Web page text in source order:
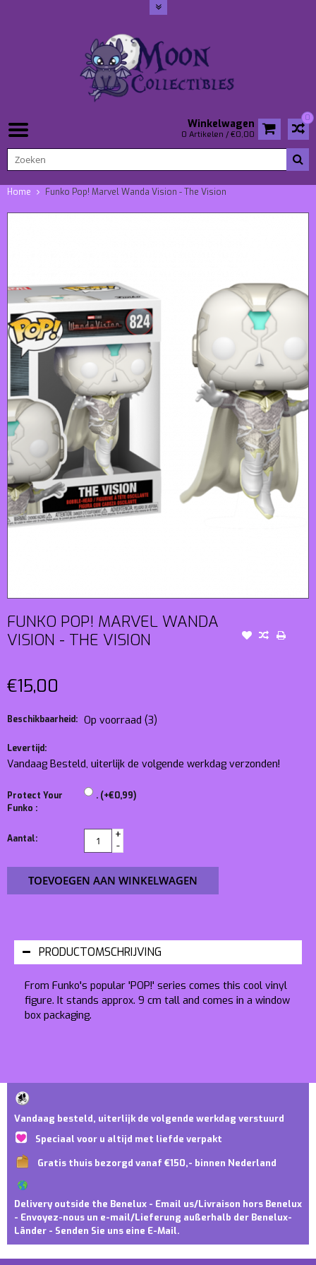
0
Winkelwagen
0 Artikelen / €0,00
Home Funko Pop! Marvel Wanda Vision - The Vision
FUNKO POP! MARVEL WANDA
VISION - THE VISION
€15,00
Beschikbaarheid: Op voorraad (3)
Levertijd:
Vandaag Besteld, uiterlijk de volgende werkdag verzonden!
Protect Your
Funko :
. (+€0,99)
Aantal:
+
-
TOEVOEGEN AAN WINKELWAGEN
PRODUCTOMSCHRIJVING
From Funko's popular 'POP!' series comes this cool vinyl
figure. It stands approx. 9 cm tall and comes in a window
box packaging.
Vandaag besteld, uiterlijk de volgende werkdag verstuurd
Speciaal voor u altijd met liefde verpakt
Gratis thuis bezorgd vanaf €150,- binnen Nederland
Delivery outside the Benelux - Email us/Livraison hors Benelux
- Envoyez-nous un e-mail/Lieferung außerhalb der Benelux-
Länder - Senden Sie uns eine E-Mail.